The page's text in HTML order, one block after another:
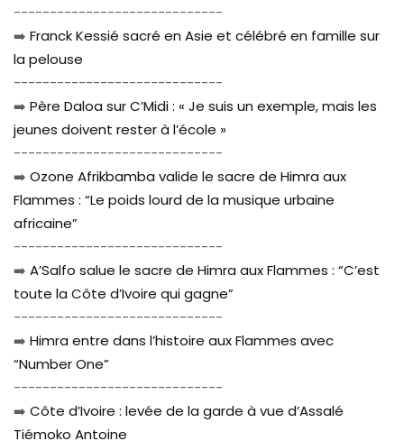
-----------------------------
➡️ Franck Kessié sacré en Asie et célébré en famille sur
la pelouse
-----------------------------
➡️ Père Daloa sur C’Midi : « Je suis un exemple, mais les
jeunes doivent rester à l’école »
-----------------------------
➡️ Ozone Afrikbamba valide le sacre de Himra aux
Flammes : “Le poids lourd de la musique urbaine
africaine”
-----------------------------
➡️ A’Salfo salue le sacre de Himra aux Flammes : “C’est
toute la Côte d’Ivoire qui gagne”
-----------------------------
➡️ Himra entre dans l’histoire aux Flammes avec
“Number One”
-----------------------------
➡️ Côte d’Ivoire : levée de la garde à vue d’Assalé
Tiémoko Antoine